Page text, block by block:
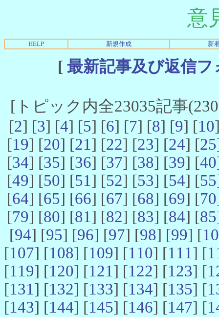
意
HELP 新規作成 新
[ 最新記事及び返信
[トピック内全23035記事
[2] [3] [4] [5] [6] [7] [8] [9] [10
[19] [20] [21] [22] [23] [24] [25
[34] [35] [36] [37] [38] [39] [40
[49] [50] [51] [52] [53] [54] [55
[64] [65] [66] [67] [68] [69] [70
[79] [80] [81] [82] [83] [84] [85
[94] [95] [96] [97] [98] [99] [
[107] [108] [109] [110] [111] [
[119] [120] [121] [122] [123] [
[131] [132] [133] [134] [135] [
[143] [144] [145] [146] [147] [